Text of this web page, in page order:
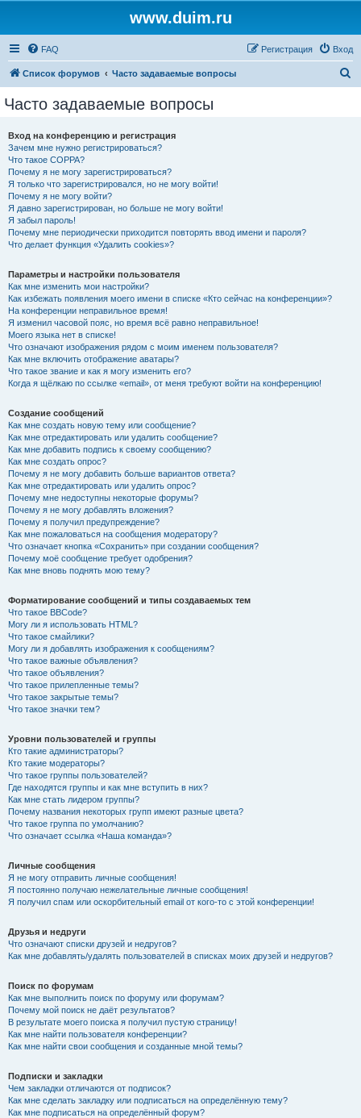
www.duim.ru
FAQ Вход
Регистрация
Список форумов Часто задаваемые вопросы
Часто задаваемые вопросы
Вход на конференцию и регистрация
Зачем мне нужно регистрироваться?
Что такое COPPA?
Почему я не могу зарегистрироваться?
Я только что зарегистрировался, но не могу войти!
Почему я не могу войти?
Я давно зарегистрирован, но больше не могу войти!
Я забыл пароль!
Почему мне периодически приходится повторять ввод имени и пароля?
Что делает функция «Удалить cookies»?
Параметры и настройки пользователя
Как мне изменить мои настройки?
Как избежать появления моего имени в списке «Кто сейчас на конференции»?
На конференции неправильное время!
Я изменил часовой пояс, но время всё равно неправильное!
Моего языка нет в списке!
Что означают изображения рядом с моим именем пользователя?
Как мне включить отображение аватары?
Что такое звание и как я могу изменить его?
Когда я щёлкаю по ссылке «email», от меня требуют войти на конференцию!
Создание сообщений
Как мне создать новую тему или сообщение?
Как мне отредактировать или удалить сообщение?
Как мне добавить подпись к своему сообщению?
Как мне создать опрос?
Почему я не могу добавить больше вариантов ответа?
Как мне отредактировать или удалить опрос?
Почему мне недоступны некоторые форумы?
Почему я не могу добавлять вложения?
Почему я получил предупреждение?
Как мне пожаловаться на сообщения модератору?
Что означает кнопка «Сохранить» при создании сообщения?
Почему моё сообщение требует одобрения?
Как мне вновь поднять мою тему?
Форматирование сообщений и типы создаваемых тем
Что такое BBCode?
Могу ли я использовать HTML?
Что такое смайлики?
Могу ли я добавлять изображения к сообщениям?
Что такое важные объявления?
Что такое объявления?
Что такое прилепленные темы?
Что такое закрытые темы?
Что такое значки тем?
Уровни пользователей и группы
Кто такие администраторы?
Кто такие модераторы?
Что такое группы пользователей?
Где находятся группы и как мне вступить в них?
Как мне стать лидером группы?
Почему названия некоторых групп имеют разные цвета?
Что такое группа по умолчанию?
Что означает ссылка «Наша команда»?
Личные сообщения
Я не могу отправить личные сообщения!
Я постоянно получаю нежелательные личные сообщения!
Я получил спам или оскорбительный email от кого-то с этой конференции!
Друзья и недруги
Что означают списки друзей и недругов?
Как мне добавлять/удалять пользователей в списках моих друзей и недругов?
Поиск по форумам
Как мне выполнить поиск по форуму или форумам?
Почему мой поиск не даёт результатов?
В результате моего поиска я получил пустую страницу!
Как мне найти пользователя конференции?
Как мне найти свои сообщения и созданные мной темы?
Подписки и закладки
Чем закладки отличаются от подписок?
Как мне сделать закладку или подписаться на определённую тему?
Как мне подписаться на определённый форум?